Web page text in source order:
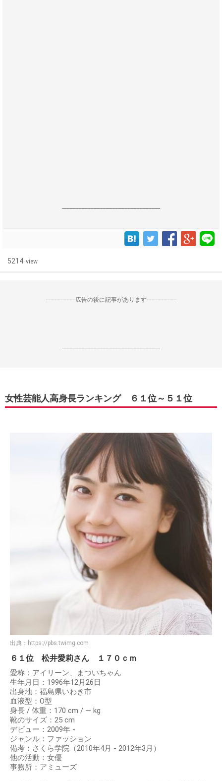
------------------------------------------------------------------
5214 view
--------------------広告の後に記事があります--------------------
------------------------------------------------------------------
女性芸能人高身長ランキング ６１位～５１位
出典： https://pbs.twimg.com
６１位 松井愛莉さん １７０ｃｍ
愛称：アイリーン、まついちゃん
生年月日：1996年12月26日
出身地：福島県いわき市
血液型：O型
身長 / 体重：170 cm / ― kg
靴のサイズ：25 cm
デビュー：2009年 -
ジャンル：ファッション
備考：さくら学院（2010年4月 - 2012年3月）
他の活動：女優
事務所：アミューズ